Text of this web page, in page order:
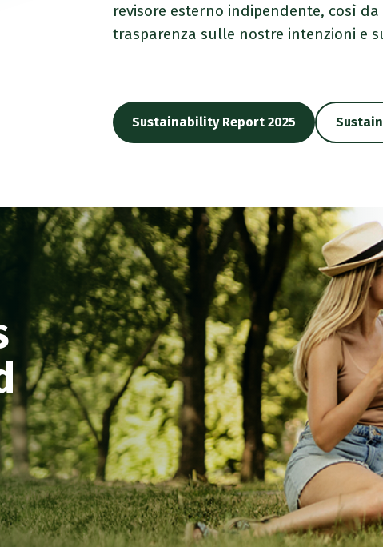
revisore esterno indipendente, così
trasparenza sulle nostre intenzioni e
Sustainability Report 2025